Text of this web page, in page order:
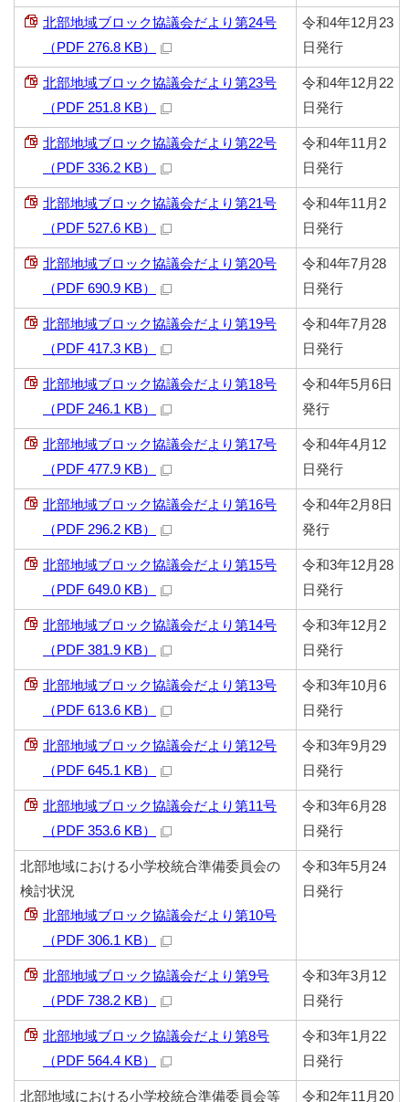
北部地域ブロック協議会だより第24号
（PDF 276.8 KB）
令和4年12月23
日発行
北部地域ブロック協議会だより第23号
（PDF 251.8 KB）
令和4年12月22
日発行
北部地域ブロック協議会だより第22号
（PDF 336.2 KB）
令和4年11月2
日発行
北部地域ブロック協議会だより第21号
（PDF 527.6 KB）
令和4年11月2
日発行
北部地域ブロック協議会だより第20号
（PDF 690.9 KB）
令和4年7月28
日発行
北部地域ブロック協議会だより第19号
（PDF 417.3 KB）
令和4年7月28
日発行
北部地域ブロック協議会だより第18号
（PDF 246.1 KB）
令和4年5月6日
発行
北部地域ブロック協議会だより第17号
（PDF 477.9 KB）
令和4年4月12
日発行
北部地域ブロック協議会だより第16号
（PDF 296.2 KB）
令和4年2月8日
発行
北部地域ブロック協議会だより第15号
（PDF 649.0 KB）
令和3年12月28
日発行
北部地域ブロック協議会だより第14号
（PDF 381.9 KB）
令和3年12月2
日発行
北部地域ブロック協議会だより第13号
（PDF 613.6 KB）
令和3年10月6
日発行
北部地域ブロック協議会だより第12号
（PDF 645.1 KB）
令和3年9月29
日発行
北部地域ブロック協議会だより第11号
（PDF 353.6 KB）
令和3年6月28
日発行
北部地域における小学校統合準備委員会の
検討状況
北部地域ブロック協議会だより第10号
（PDF 306.1 KB）
令和3年5月24
日発行
北部地域ブロック協議会だより第9号
（PDF 738.2 KB）
令和3年3月12
日発行
北部地域ブロック協議会だより第8号
（PDF 564.4 KB）
令和3年1月22
日発行
北部地域における小学校統合準備委員会等 令和2年11月20